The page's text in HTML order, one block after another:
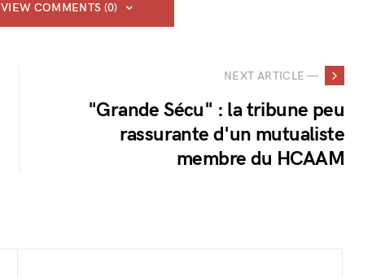
VIEW COMMENTS (0)
NEXT ARTICLE —
"Grande Sécu" : la tribune peu
rassurante d'un mutualiste
membre du HCAAM